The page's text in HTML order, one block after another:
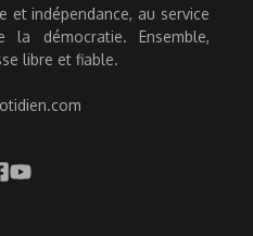
et indépendance, au service
démocratie. Ensemble,
libre et fiable.